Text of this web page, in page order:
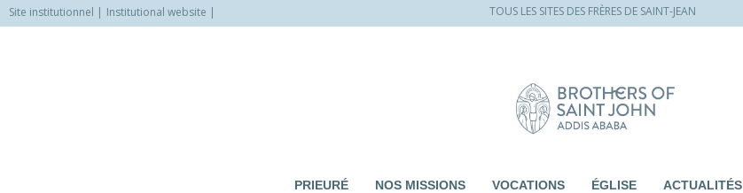
Site institutionnel Institutional website TOUS LES SITES DES FRÈRES DE SAINT-JEAN
PRIEURÉ NOS MISSIONS VOCATIONS ÉGLISE ACTUALITÉS